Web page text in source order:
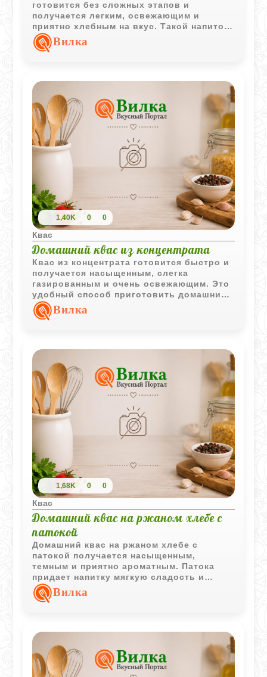
готовится без сложных этапов и
получается легким, освежающим и
приятно хлебным на вкус. Такой напиток
отлично подходит для жарких дней и
хорошо охлаждает после нескольких
Вилка
1,40K 0 0
Квас
Домашний квас из концентрата
Квас из концентрата готовится быстро и
получается насыщенным, слегка
газированным и очень освежающим. Это
удобный способ приготовить домашний
хлебный напиток без длительного
настаивания сухарей и сложной
Вилка
1,68K 0 0
Квас
Домашний квас на ржаном хлебе с
патокой
Домашний квас на ржаном хлебе с
патокой получается насыщенным,
темным и приятно ароматным. Патока
придает напитку мягкую сладость и
глубокий хлебный вкус, а изюм помогает
добиться легкой натуральной газации.
Вилка